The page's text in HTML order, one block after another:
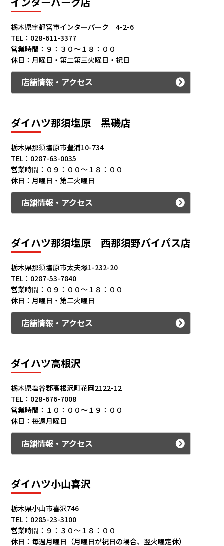
栃木県宇都宮市インターパーク 4-2-6
TEL：028-611-3377
営業時間：９：３０～１８：００
休日：月曜日・第二第三火曜日・祝日
店舗情報・アクセス
ダイハツ那須塩原 黒磯店
栃木県那須塩原市豊浦10-734
TEL：0287-63-0035
営業時間：０９：００～１８：００
休日：月曜日・第二火曜日
店舗情報・アクセス
ダイハツ那須塩原 西那須野バイパス店
栃木県那須塩原市太夫塚1-232-20
TEL：0287-53-7840
営業時間：０９：００～１８：００
休日：月曜日・第二火曜日
店舗情報・アクセス
ダイハツ高根沢
栃木県塩谷郡高根沢町花岡2122-12
TEL：028-676-7008
営業時間：１０：００～１９：００
休日：毎週月曜日
店舗情報・アクセス
ダイハツ小山喜沢
栃木県小山市喜沢746
TEL：0285-23-3100
営業時間：９：３０～１８：００
休日：毎週月曜日（月曜日が祝日の場合、翌火曜定休）